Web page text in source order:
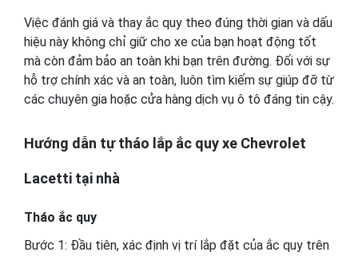
Việc đánh giá và thay ắc quy theo đúng thời gian và dấu
hiệu này không chỉ giữ cho xe của bạn hoạt động tốt
mà còn đảm bảo an toàn khi bạn trên đường. Đối với sự
hỗ trợ chính xác và an toàn, luôn tìm kiếm sự giúp đỡ từ
các chuyên gia hoặc cửa hàng dịch vụ ô tô đáng tin cậy.
Hướng dẫn tự tháo lắp ắc quy xe Chevrolet
Lacetti tại nhà
Tháo ắc quy
Bước 1: Đầu tiên, xác định vị trí lắp đặt của ắc quy trên